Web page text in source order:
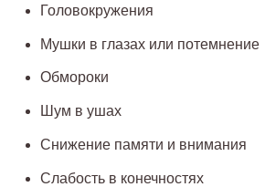
Головокружения
Мушки в глазах или потемнение
Обмороки
Шум в ушах
Снижение памяти и внимания
Слабость в конечностях